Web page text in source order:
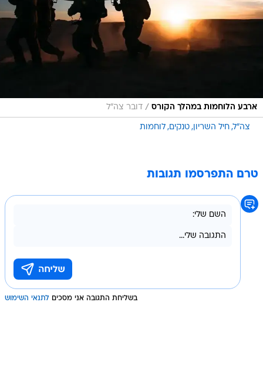
ארבע הלוחמות במהלך הקורס / דובר צה"ל
צה"ל חיל השריון טנקים לוחמות
טרם התפרסמו תגובות
בשליחת התגובה אני מסכים לתנאי השימוש